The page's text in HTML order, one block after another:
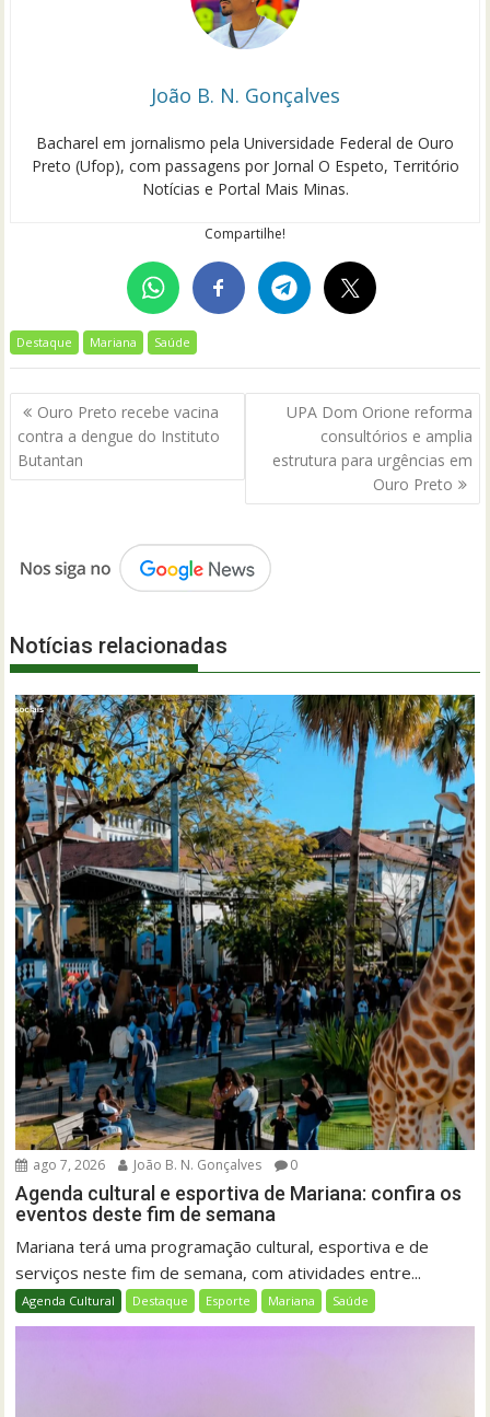
João B. N. Gonçalves
Bacharel em jornalismo pela Universidade Federal de Ouro
Preto (Ufop), com passagens por Jornal O Espeto, Território
Notícias e Portal Mais Minas.
Compartilhe!
Destaque Mariana Saúde
Navegação
de
Post
Ouro Preto recebe vacina
contra a dengue do Instituto
Butantan
UPA Dom Orione reforma
consultórios e amplia
estrutura para urgências em
Ouro Preto
Notícias relacionadas
ago 7, 2026 João B. N. Gonçalves 0
Agenda cultural e esportiva de Mariana: confira os
eventos deste fim de semana
Mariana terá uma programação cultural, esportiva e de
serviços neste fim de semana, com atividades entre...
Agenda Cultural Destaque Esporte Mariana Saúde